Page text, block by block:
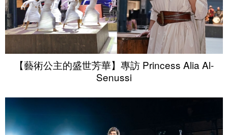
【藝術公主的盛世芳華】專訪 Princess Alia Al-
Senussi